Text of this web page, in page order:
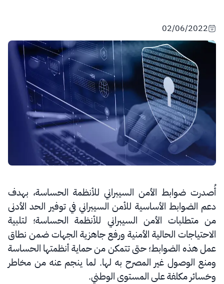
02/06/2022
أُصدرت ضوابط الأمن السيبراني للأنظمة الحساسة، بهدف
دعم الضوابط الأساسية للأمن السيبراني في توفير الحد الأدنى
من متطلبات الأمن السيبراني للأنظمة الحساسة؛ لتلبية
الاحتياجات الحالية الأمنية ورفع جاهزية الجهات ضمن نطاق
عمل هذه الضوابط؛ حتى تتمكن من حماية أنظمتها الحساسة
ومنع الوصول غير المصرح به لها. لما ينجم عنه من مخاطر
وخسائر مكلفة على المستوى الوطني.